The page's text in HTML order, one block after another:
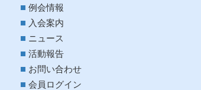
例会情報
入会案内
ニュース
活動報告
お問い合わせ
会員ログイン